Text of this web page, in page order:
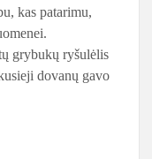
kas patarimu,
grybukų ryšulėlis
dovanų gavo